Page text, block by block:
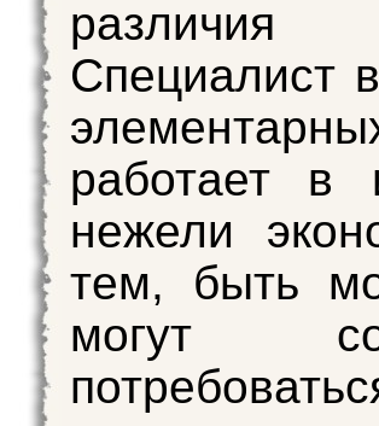
Специалист
работает в
нежели
тем, быть
могут